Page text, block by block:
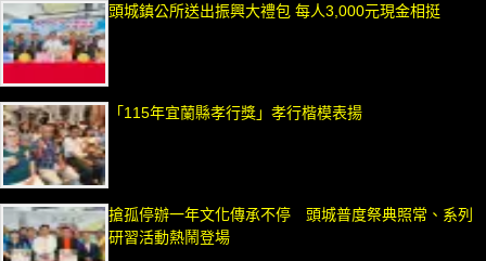
頭城鎮公所送出振興大禮包 每人3,000元現金相挺
「115年宜蘭縣孝行獎」孝行楷模表揚
搶孤停辦一年文化傳承不停 頭城普度祭典照常、系列
研習活動熱鬧登場